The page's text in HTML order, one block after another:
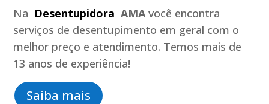
Na Desentupidora AMAvocê encontra
serviços de desentupimento em geral com o
melhor preço e atendimento. Temos mais de
13 anos de experiência!
Saiba mais